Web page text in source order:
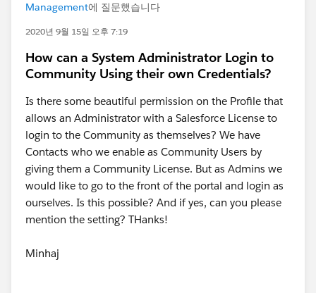
Management에 질문했습니다
2020년 9월 15일 오후 7:19
How can a System Administrator Login to
Community Using their own Credentials?
Is there some beautiful permission on the Profile that
allows an Administrator with a Salesforce License to
login to the Community as themselves? We have
Contacts who we enable as Community Users by
giving them a Community License. But as Admins we
would like to go to the front of the portal and login as
ourselves. Is this possible? And if yes, can you please
mention the setting? THanks!
Minhaj